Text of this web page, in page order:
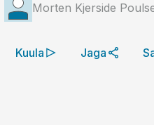
Morten Kjerside
Kuula Jaga